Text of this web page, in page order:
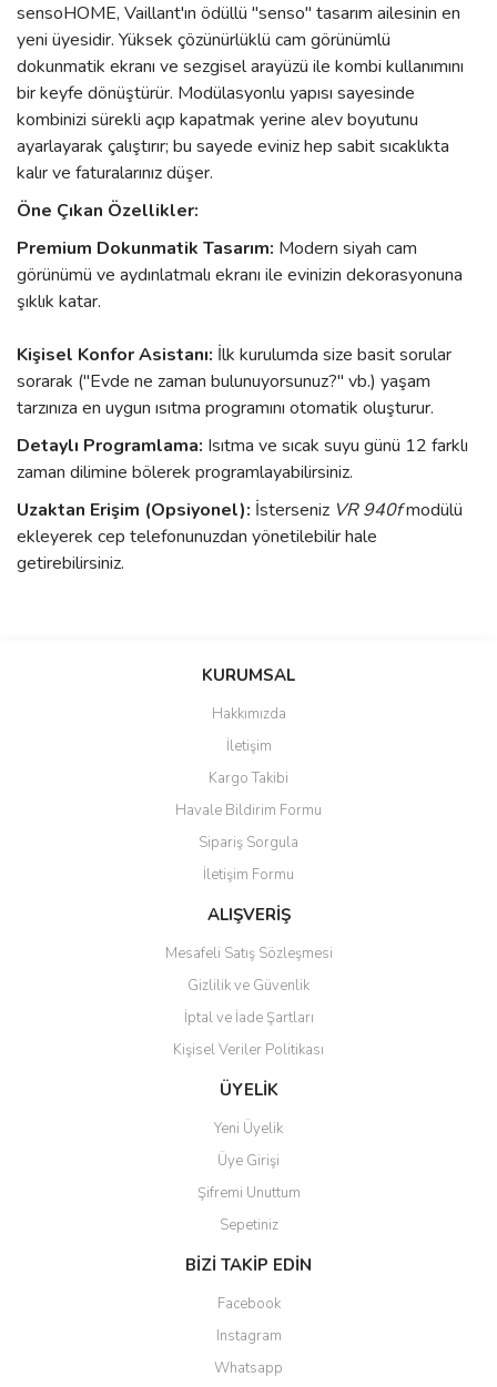
sensoHOME, Vaillant'ın ödüllü "senso" tasarım ailesinin en
yeni üyesidir. Yüksek çözünürlüklü cam görünümlü
dokunmatik ekranı ve sezgisel arayüzü ile kombi kullanımını
bir keyfe dönüştürür. Modülasyonlu yapısı sayesinde
kombinizi sürekli açıp kapatmak yerine alev boyutunu
ayarlayarak çalıştırır; bu sayede eviniz hep sabit sıcaklıkta
kalır ve faturalarınız düşer.
Öne Çıkan Özellikler:
Premium Dokunmatik Tasarım: Modern siyah cam
görünümü ve aydınlatmalı ekranı ile evinizin dekorasyonuna
şıklık katar.
Kişisel Konfor Asistanı: İlk kurulumda size basit sorular
sorarak ("Evde ne zaman bulunuyorsunuz?" vb.) yaşam
tarzınıza en uygun ısıtma programını otomatik oluşturur.
Detaylı Programlama: Isıtma ve sıcak suyu günü 12 farklı
zaman dilimine bölerek programlayabilirsiniz.
Uzaktan Erişim (Opsiyonel): İsterseniz VR 940fmodülü
ekleyerek cep telefonunuzdan yönetilebilir hale
getirebilirsiniz.
Bu ürüne ilk yorumu siz yapın!
Yorum Yaz
Ürün resmi kalitesiz, bozuk veya görüntülenemiyor.
Ürün açıklamasında eksik bilgiler bulunuyor.
Ürün bilgilerinde hatalar bulunuyor.
Ürün fiyatı diğer sitelerden daha pahalı.
Bu ürüne benzer farklı alternatifler olmalı.
Gönder
KURUMSAL
Hakkımızda
İletişim
Kargo Takibi
Havale Bildirim Formu
Sipariş Sorgula
İletişim Formu
ALIŞVERİŞ
Mesafeli Satış Sözleşmesi
Gizlilik ve Güvenlik
İptal ve İade Şartları
Kişisel Veriler Politikası
ÜYELİK
Yeni Üyelik
Üye Girişi
Şifremi Unuttum
Sepetiniz
BİZİ TAKİP EDİN
Facebook
Instagram
Whatsapp